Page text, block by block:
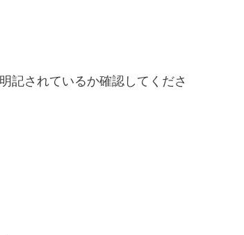
記されているか確認してくださ